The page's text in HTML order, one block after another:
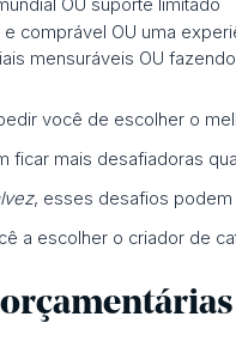
OU suporte limitado
comprável OU uma
mensuráveis OU
você de escolher o
ficar mais desafiadoras
, esses desafios
a escolher o criador de